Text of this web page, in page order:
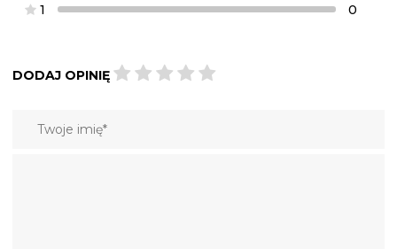
1 0
DODAJ OPINIĘ